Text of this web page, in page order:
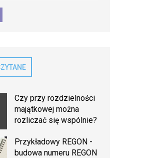
Czy przy rozdzielności
majątkowej można
rozliczać się wspólnie?
Przykładowy REGON -
budowa numeru REGON